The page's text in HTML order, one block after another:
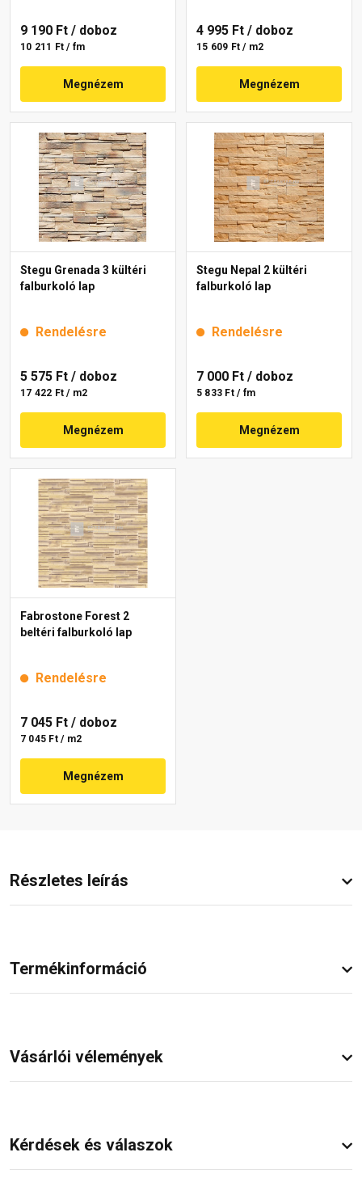
9 190 Ft / doboz
10 211 Ft / fm
Megnézem
4 995 Ft / doboz
15 609 Ft / m2
Megnézem
Stegu Grenada 3 kültéri
falburkoló lap
Rendelésre
5 575 Ft / doboz
17 422 Ft / m2
Megnézem
Stegu Nepal 2 kültéri
falburkoló lap
Rendelésre
7 000 Ft / doboz
5 833 Ft / fm
Megnézem
Fabrostone Forest 2
beltéri falburkoló lap
Rendelésre
7 045 Ft / doboz
7 045 Ft / m2
Megnézem
Részletes leírás
Termékinformáció
Vásárlói vélemények
Kérdések és válaszok